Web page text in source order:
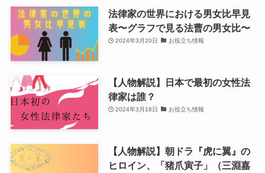
法律家の世界における男女比早見
表〜グラフで見る法曹の男女比〜
2024年3月20日 お役立ち情報
【人物解説】日本で最初の女性法
律家は誰？
2024年3月18日 お役立ち情報
【人物解説】朝ドラ『虎に翼』の
ヒロイン、「猪爪寅子」（三淵嘉